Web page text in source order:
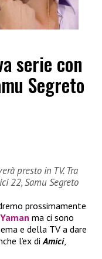
serie con
Segreto
presto in TV. Tra
22, Samu Segreto
prossimamente
ma ci sono
e della TV a dare
l’ex di Amici,